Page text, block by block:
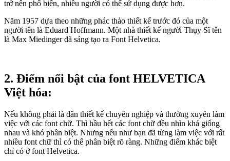
trở nên phổ biến, nhiều người có thể sử dụng được hơn.
Năm 1957 dựa theo những phác thảo thiết kế trước đó của một
người tên là Eduard Hoffmann. Một nhà thiết kế người Thụy Sĩ tên
là Max Miedinger đã sáng tạo ra Font Helvetica.
2. Điểm nổi bật của font HELVETICA
Việt hóa:
Nếu không phải là dân thiết kế chuyên nghiệp và thường xuyên làm
việc với các font chữ. Thì hầu hết các font chữ đều nhìn khá giống
nhau và khó phân biệt. Nhưng nếu như bạn đã từng làm việc với rất
nhiều font chữ thì có thể phân biệt rõ ràng. Những điểm khác biệt
chỉ có ở font Helvetica.